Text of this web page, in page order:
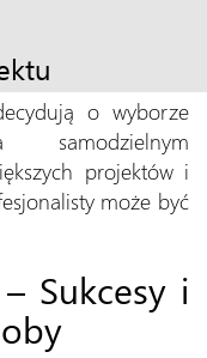
o wyborze
projektów i
może być
Sukcesy i